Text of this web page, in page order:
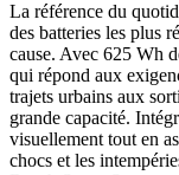
La référence du
des batteries les plus
cause. Avec 625 Wh
qui répond aux
trajets urbains aux
grande capacité.
visuellement tout en
chocs et les